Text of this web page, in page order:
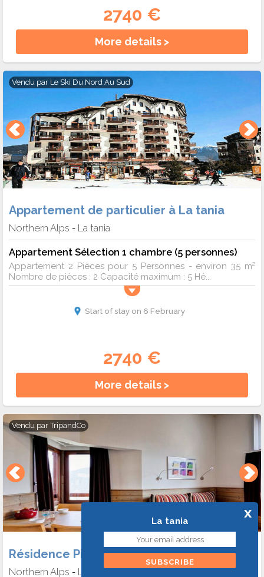
2740 €
More details >
Vendu par Le Ski Du Nord Au Sud
Appartement de particulier à La tania
Northern Alps - La tania
Appartement Sélection 1 chambre (5 personnes)
Appartement 2 Pièces pour 5 Personnes - environ 35 m²
Nombre de pièces : 2 Capacité maximum : 5 Hé...
Start of stay on 6 February
2740 €
More details >
Vendu parTripandCo
Résidence Pierre et Vacances Le Britania
Northern Alps - La tania
La tania x